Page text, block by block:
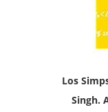
Los
Singh.